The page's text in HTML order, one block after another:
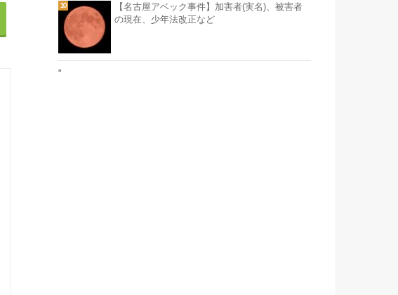
【名古屋アベック事件】加害者(実名)、被害者
の現在、少年法改正など
"